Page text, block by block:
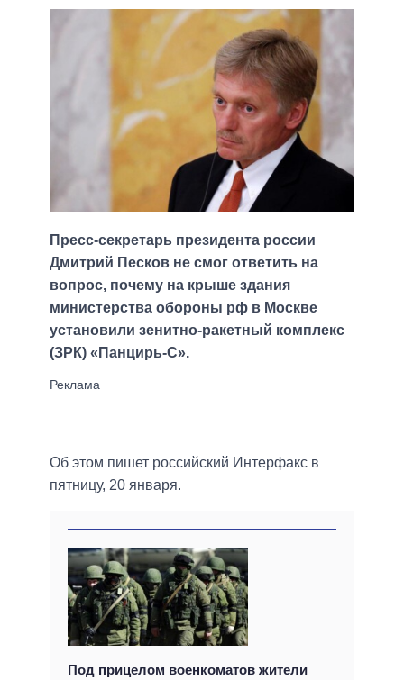
ВСЕ ПЕРСОНЫ
Пресс-секретарь президента россии
Дмитрий Песков не смог ответить на
вопрос, почему на крыше здания
министерства обороны рф в Москве
установили зенитно-ракетный комплекс
(ЗРК) «Панцирь-С».
Об этом пишет российский Интерфакс в
пятницу, 20 января.
Под прицелом военкоматов жители